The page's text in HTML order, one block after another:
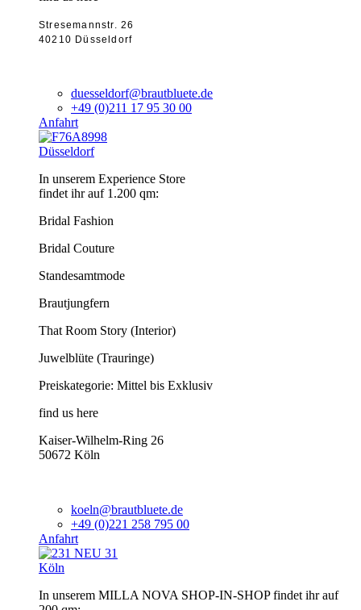
Stresemannstr. 26
40210 Düsseldorf
duesseldorf@brautbluete.de
+49 (0)211 17 95 30 00
Anfahrt
Düsseldorf
In unserem Experience Store
findet ihr auf 1.200 qm:
Bridal Fashion
Bridal Couture
Standesamtmode
Brautjungfern
That Room Story (Interior)
Juwelblüte (Trauringe)
Preiskategorie: Mittel bis Exklusiv
find us here
Kaiser-Wilhelm-Ring 26
50672 Köln
koeln@brautbluete.de
+49 (0)221 258 795 00
Anfahrt
Köln
In unserem MILLA NOVA SHOP-IN-SHOP findet ihr auf